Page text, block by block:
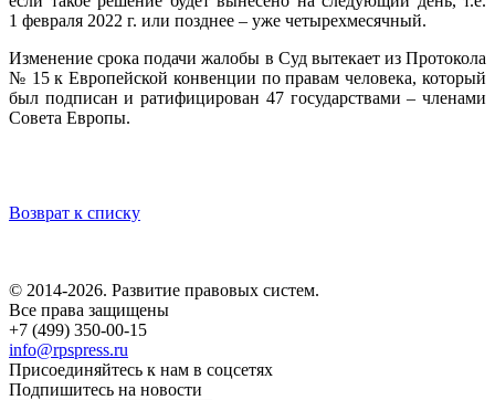
1 февраля 2022 г. или позднее – уже четырехмесячный.
Изменение срока подачи жалобы в Суд вытекает из Протокола
№ 15 к Европейской конвенции по правам человека, который
был подписан и ратифицирован 47 государствами – членами
Совета Европы.
Возврат к списку
© 2014-2026. Развитие правовых систем.
Все права защищены
+7 (499) 350-00-15
info@rpspress.ru
Присоединяйтесь к нам в соцсетях
Подпишитесь на новости